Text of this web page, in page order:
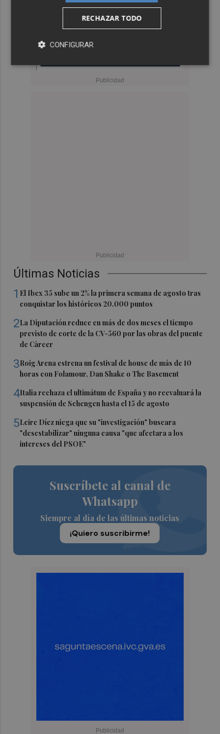
Últimas Noticias
1 El Ibex 35 sube un 2% la primera semana de agosto tras
conquistar los históricos 20.000 puntos
2La Diputación reduce en más de dos meses el tiempo
previsto de corte de la CV-560 por las obras del puente
de Càrcer
3Roig Arena estrena un festival de house de más de 10
horas con Folamour, Dan Shake o The Basement
4Italia rechaza el ultimátum de España y no reevaluará la
suspensión de Schengen hasta el 15 de agosto
5Leire Díez niega que su "investigación" buscara
"desestabilizar" ninguna causa "que afectara a los
intereses del PSOE"
Suscríbete al canal de
Whatsapp
Siempre al día de las últimas noticias
¡Quiero suscribirme!
RECHAZAR TODO
CONFIGURAR